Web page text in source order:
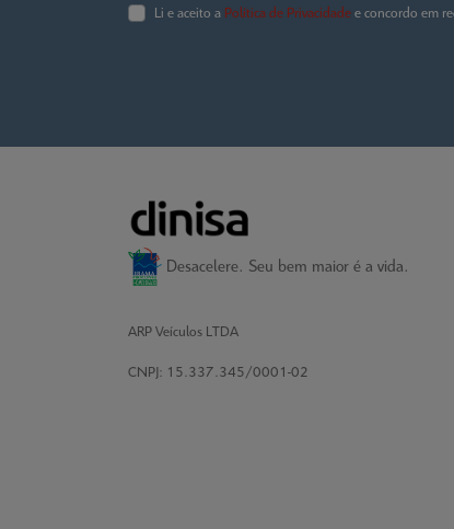
Li e aceito a Política de Privacidade e concordo em
Desacelere. Seu bem maior é a vida.
ARP Veículos LTDA
CNPJ: 15.337.345/0001-02